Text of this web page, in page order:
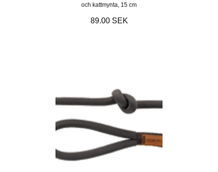
och kattmynta, 15 cm
89.00 SEK